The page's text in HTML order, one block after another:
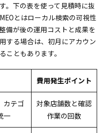
。下の表を使って見積時に抜
とはローカル検索の可視性
備が後の運用コストと成果を
する場合は、初月にアカウン
こともあります。
費用発生ポイント
カテゴ
一
対象店舗数と確認
作業の回数